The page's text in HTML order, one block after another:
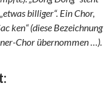
billiger“. Ein Chor,
ken“ (diese Bezeichnung
Chor übernommen …).